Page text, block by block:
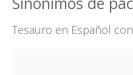
Tesauro en Español